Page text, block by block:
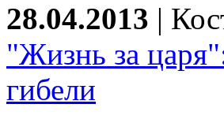
28.04.2013 |
"Жизнь за
гибели